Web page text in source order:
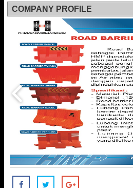
COMPANY PROFILE